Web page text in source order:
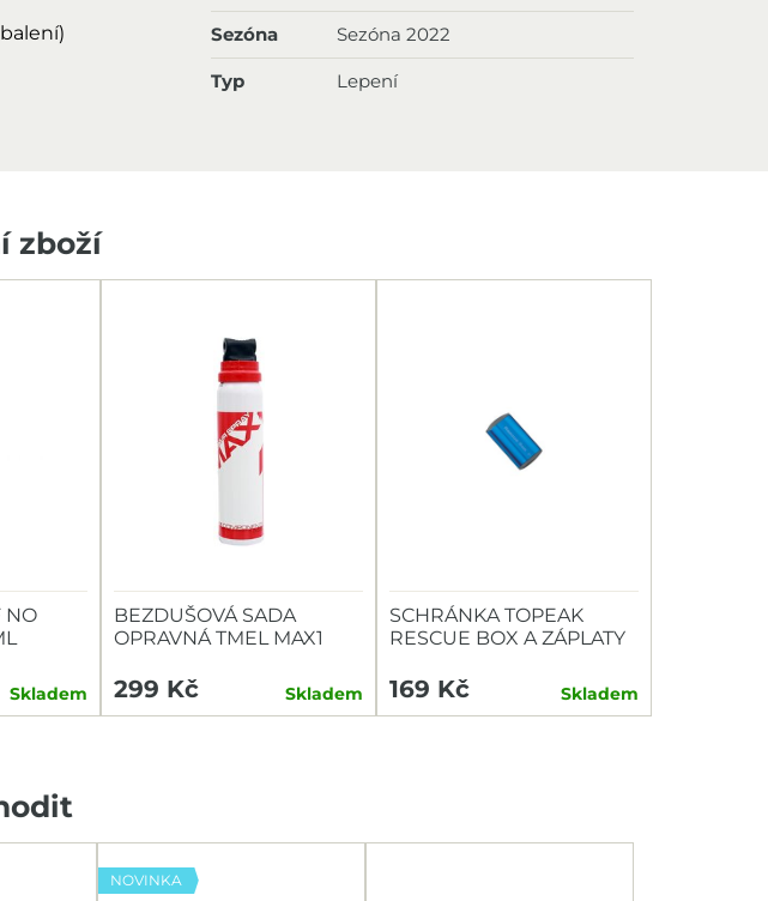
Sezóna Sezóna 2022
Typ Lepení
zboží
NO
Skladem
BEZDUŠOVÁ SADA
OPRAVNÁ TMEL MAX1
299 Kč Skladem
SCHRÁNKA TOPEAK
RESCUE BOX A ZÁPLATY
169 Kč Skladem
NOVINKA